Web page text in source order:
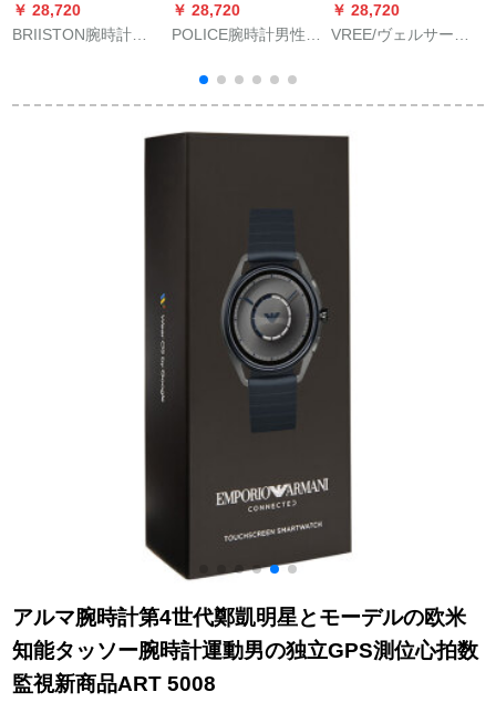
￥ 28,720
BRIISTON腕時計
を通して40 mmべっ
このケスが復古して
￥ 28,720
POLICE腕時計男性用
ーレーのサドベル中
国風カールジュ男性
腕時計青龍限定モデ
￥ 28,720
VREE/ヴェルサーの
ンプロの文字盘のク
ラシカルな男性腕时
アルマ腕時計第4世代鄭凱明星とモーデルの欧米
知能タッソー腕時計運動男の独立GPS測位心拍数
監視新商品ART 5008